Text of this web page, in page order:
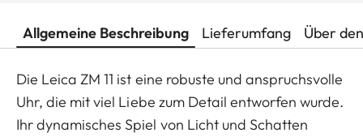
Allgemeine Beschreibung Lieferumfang Über
Die Leica ZM 11 ist eine robuste und anspruchsvolle
Uhr, die mit viel Liebe zum Detail entworfen wurde.
Ihr dynamisches Spiel von Licht und Schatten